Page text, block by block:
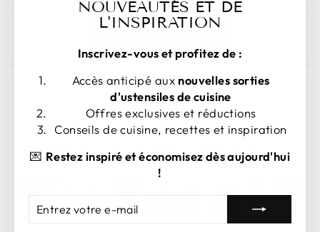
LANGUE
Français DEVISE
États-Unis (USD $)
NOUVEAUTÉS ET DE
L'INSPIRATION
Inscrivez-vous et profitez de :
Accès anticipé aux nouvelles sorties
d'ustensiles de cuisine
Offres exclusives et réductions
Conseils de cuisine, recettes et inspiration
💌 Restez inspiré et économisez dès aujourd'hui
!
VOTRE
E-